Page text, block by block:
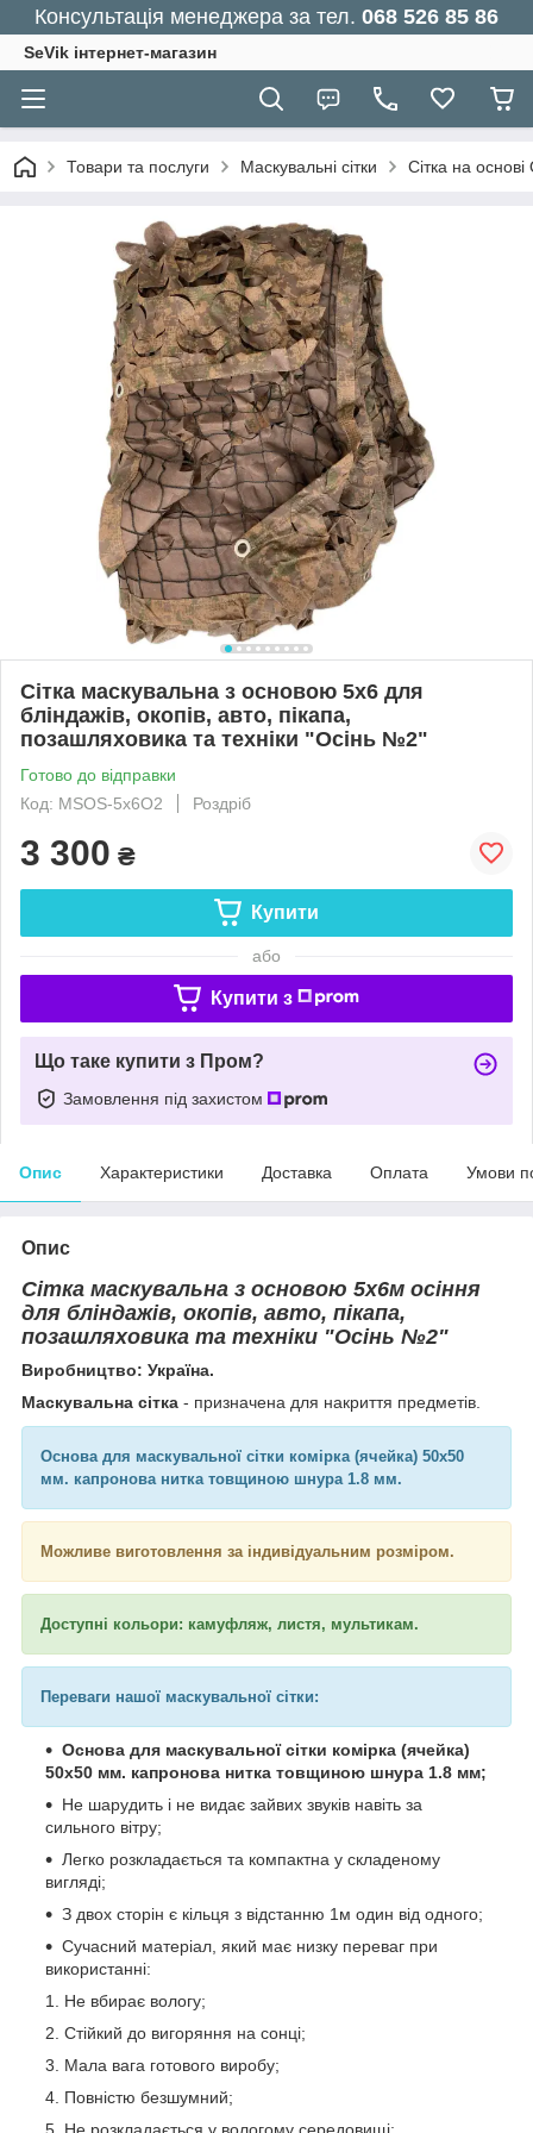
Консультація менеджера за тел. 068 526 85 86
SeVik інтернет-магазин
Товари та послуги Маскувальні сітки Сітка на
Сітка маскувальна з основою 5х6 для
бліндажів, окопів, авто, пікапа,
позашляховика та техніки "Осінь №2"
Готово до відправки
Код: MSOS-5х6O2
Роздріб
3 300 ₴
Купити
або
Купити з
Що таке купити з Пром?
Замовлення під захистом
Опис Характеристики Доставка Оплата Умови
Опис
Сітка маскувальна з основою 5х6м осіння
для бліндажів, окопів, авто, пікапа,
позашляховика та техніки "Осінь №2"
Виробництво: Україна.
Маскувальна сітка - призначена для накриття предметів.
Основа для маскувальної сітки комірка (ячейка) 50х50
мм. капронова нитка товщиною шнура 1.8 мм.
Можливе виготовлення за індивідуальним розміром.
Доступні кольори: камуфляж, листя, мультикам.
Переваги нашої маскувальної сітки:
Основа для маскувальної сітки комірка (ячейка)
50х50 мм. капронова нитка товщиною шнура 1.8 мм;
Не шарудить і не видає зайвих звуків навіть за
сильного вітру;
Легко розкладається та компактна у складеному
вигляді;
З двох сторін є кільця з відстанню 1м один від одного;
Сучасний матеріал, який має низку переваг при
використанні:
Не вбирає вологу;
Стійкий до вигоряння на сонці;
Мала вага готового виробу;
Повністю безшумний;
Не розкладається у вологому середовищі;